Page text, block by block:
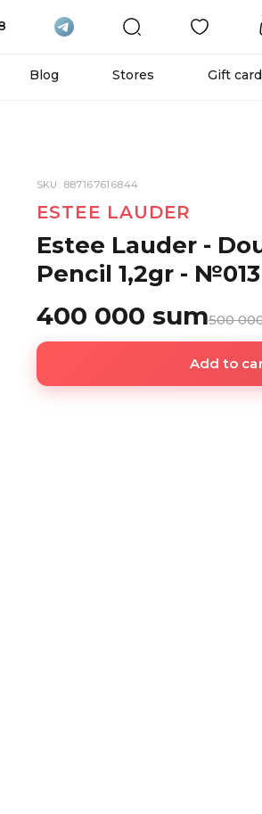
Blog Stores Gift
SKU: 887167616844
ESTEE LAUDER
Estee Lauder -
Pencil 1,2gr -
400 000 sum500
Add to